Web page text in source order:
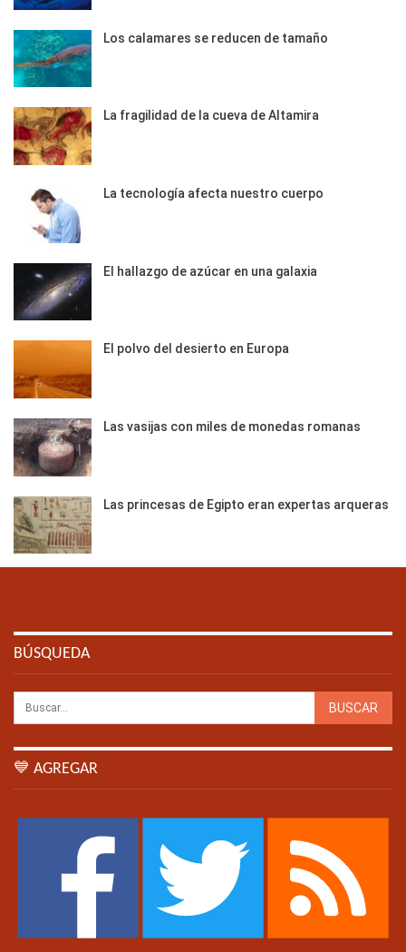
Los calamares se reducen de tamaño
La fragilidad de la cueva de Altamira
La tecnología afecta nuestro cuerpo
El hallazgo de azúcar en una galaxia
El polvo del desierto en Europa
Las vasijas con miles de monedas romanas
Las princesas de Egipto eran expertas arqueras
BÚSQUEDA
💙 AGREGAR